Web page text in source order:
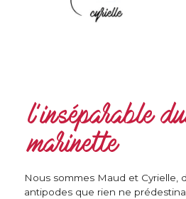
l’inséparable
marinette
Nous sommes Maud et Cyrielle,
antipodes que rien ne